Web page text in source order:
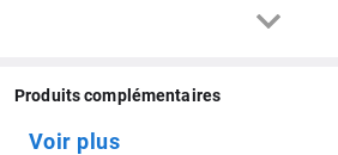
Produits complémentaires
Voir plus